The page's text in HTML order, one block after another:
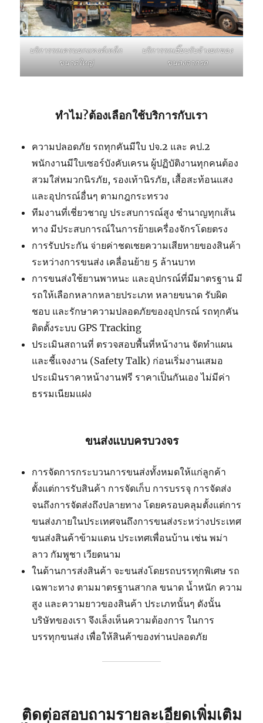
บริการรถเครนยกแทงค์เหล็ก
ขนาดใหญ่
บริการรถเฮี๊ยบรับจ้างยกของ
ขนลงจากรถ
ทำไม?ต้องเลือกใช้บริการกับเรา
ความปลอดภัย รถทุกคันมีใบ ปจ.2 และ คป.2
พนักงานมีใบเซอร์บังคับเครน ผู้ปฏิบัติงานทุกคนต้อง
สวมใส่หมวกนิรภัย, รองเท้านิรภัย, เสื้อสะท้อนแสง
และอุปกรณ์อื่นๆ ตามกฎกระทรวง
ทีมงานที่เชี่ยวชาญ ประสบการณ์สูง ชำนาญทุกเส้น
ทาง มีประสบการณ์ในการย้ายเครื่องจักรโดยตรง
การรับประกัน จ่ายค่าชดเชยความเสียหายของสินค้า
ระหว่างการขนส่ง เคลื่อนย้าย 5 ล้านบาท
การขนส่งใช้ยานพาหนะ และอุปกรณ์ที่มีมาตรฐาน มี
รถให้เลือกหลากหลายประเภท หลายขนาด รับผิด
ชอบ และรักษาความปลอดภัยของอุปกรณ์ รถทุกคัน
ติดตั้งระบบ GPS Tracking
ประเมินสถานที่ ตรวจสอบพื้นที่หน้างาน จัดทำแผน
และชี้แจงงาน (Safety Talk) ก่อนเริ่มงานเสมอ
ประเมินราคาหน้างานฟรี ราคาเป็นกันเอง ไม่มีค่า
ธรรมเนียมแฝง
ขนส่งแบบครบวงจร
การจัดการกระบวนการขนส่งทั้งหมดให้แก่ลูกค้า
ตั้งแต่การรับสินค้า การจัดเก็บ การบรรจุ การจัดส่ง
จนถึงการจัดส่งถึงปลายทาง โดยครอบคลุมตั้งแต่การ
ขนส่งภายในประเทศจนถึงการขนส่งระหว่างประเทศ
ขนส่งสินค้าข้ามแดน ประเทศเพื่อนบ้าน เช่น พม่า
ลาว กัมพูชา เวียดนาม
ในด้านการส่งสินค้า จะขนส่งโดยรถบรรทุกพิเศษ รถ
เฉพาะทาง ตามมาตรฐานสากล ขนาด น้ำหนัก ความ
สูง และความยาวของสินค้า ประเภทนั้นๆ ดังนั้น
บริษัทของเรา จึงเล็งเห็นความต้องการ ในการ
บรรทุกขนส่ง เพื่อให้สินค้าของท่านปลอดภัย
ติดต่อสอบถามรายละเอียดเพิ่มเติม